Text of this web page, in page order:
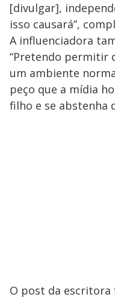
[divulgar],
isso causará”,
A influenciadora
“Pretendo permitir
um ambiente
peço que a mídia
filho e se abstenha
O post da escritora